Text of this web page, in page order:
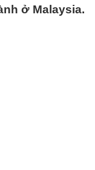
ở Malaysia.